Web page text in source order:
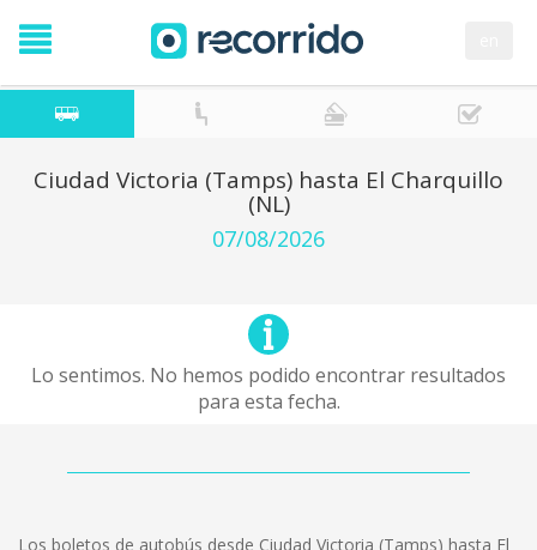
Ciudad Victoria (Tamps) hasta El Charquillo
(NL)
07/08/2026
Lo sentimos. No hemos podido encontrar resultados
para esta fecha.
Los boletos de autobús desde Ciudad Victoria (Tamps) hasta El